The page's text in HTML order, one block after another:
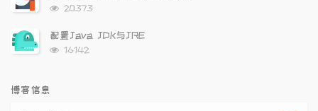
浏
次
20373
配置Java JDK与JRE
浏
16142
博客信息